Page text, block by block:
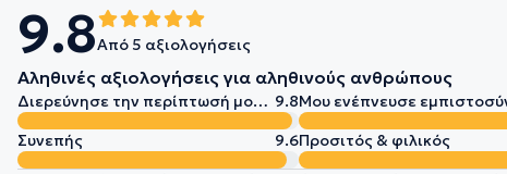
9.8Από 5 αξιολογήσεις
Αληθινές αξιολογήσεις για αληθινούς ανθρώπους
Διερεύνησε την περίπτωσή μου σε βάθος 9.8Μου ενέπνευσε
Συνεπής
9.6Προσιτός & φιλικός